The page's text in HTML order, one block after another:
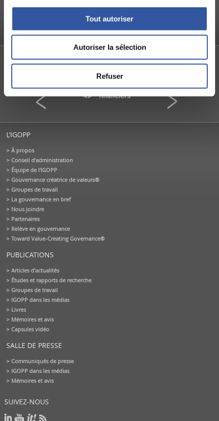
Tout autoriser
Autoriser la sélection
Refuser
La Presse
ICI - Radio-
PARTENAIRES FONDATEURS
L’IGOPP
À propos
Conseil d’administration
Équipe de l'IGOPP
Gouvernance créatrice de valeurs®
Groupes de travail
La gouvernance en bref
Nous joindre
Partenaires
Relève en gouvernance
Toward Value-Creating Governance®
PUBLICATIONS
Articles d’actualités
Études et rapports de recherche
Groupes de travail
IGOPP dans les médias
Livres
Mémoires et avis
Capsules vidéo
SALLE DE PRESSE
Communiqués de presse
IGOPP dans les médias
Mémoires et avis
SUIVEZ-NOUS